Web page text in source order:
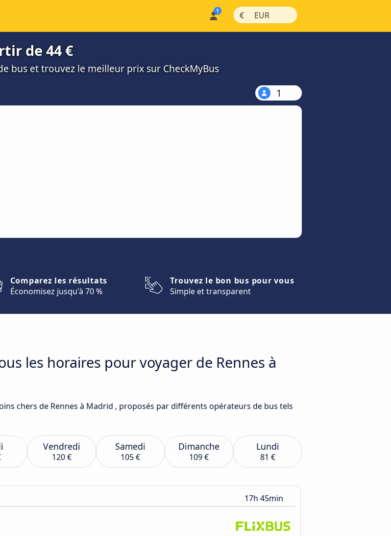
€ | EUR |
de 44 €
bus et trouvez le meilleur prix sur CheckMyBus
1
Comparez les résultats
Économisez jusqu'à 70 %
Trouvez le bon bus pour vous
Simple et transparent
les horaires pour voyager de Rennes à
chers de Rennes à Madrid , proposés par différents opérateurs de bus tels
Vendredi
120 €
Samedi
105 €
Dimanche
109 €
Lundi
81 €
17h 45min